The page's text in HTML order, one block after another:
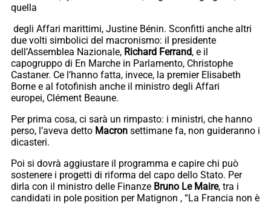
quella
degli Affari marittimi, Justine Bénin. Sconfitti anche altri
due volti simbolici del macronismo: il presidente
dell’Assemblea Nazionale, Richard Ferrand, e il
capogruppo di En Marche in Parlamento, Christophe
Castaner. Ce l’hanno fatta, invece, la premier Elisabeth
Borne e al fotofinish anche il ministro degli Affari
europei, Clément Beaune.
Per prima cosa, ci sarà un rimpasto: i ministri, che hanno
perso, l’aveva detto Macron settimane fa, non guideranno i
dicasteri.
Poi si dovrà aggiustare il programma e capire chi può
sostenere i progetti di riforma del capo dello Stato. Per
dirla con il ministro delle Finanze Bruno Le Maire, tra i
candidati in pole position per Matignon , “La Francia non è